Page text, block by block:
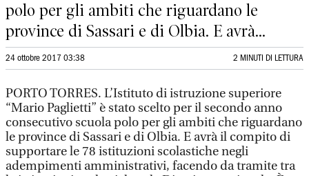
polo per gli ambiti che riguardano le
province di Sassari e di Olbia. E avrà...
24 ottobre 2017 03:38 2 MINUTI DI LETTURA
PORTO TORRES. L’Istituto di istruzione superiore
“Mario Paglietti” è stato scelto per il secondo anno
consecutivo scuola polo per gli ambiti che riguardano
le province di Sassari e di Olbia. E avrà il compito di
supportare le 78 istituzioni scolastiche negli
adempimenti amministrativi, facendo da tramite tra